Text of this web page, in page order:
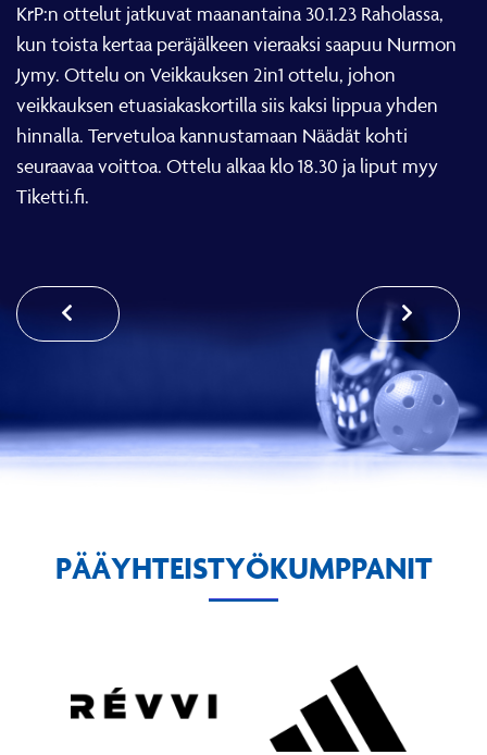
KrP:n ottelut jatkuvat maanantaina 30.1.23 Raholassa,
kun toista kertaa peräjälkeen vieraaksi saapuu Nurmon
Jymy. Ottelu on Veikkauksen 2in1 ottelu, johon
veikkauksen etuasiakaskortilla siis kaksi lippua yhden
hinnalla. Tervetuloa kannustamaan Näädät kohti
seuraavaa voittoa. Ottelu alkaa klo 18.30 ja liput myy
Tiketti.fi.
PÄÄYHTEISTYÖKUMPPANIT